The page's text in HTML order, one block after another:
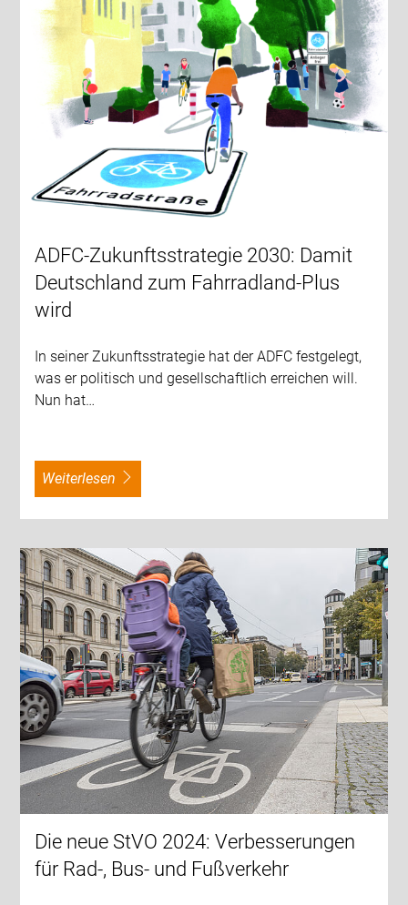
ADFC-Zukunftsstrategie 2030: Damit
Deutschland zum Fahrradland-Plus
wird
In seiner Zukunftsstrategie hat der ADFC festgelegt,
was er politisch und gesellschaftlich erreichen will.
Nun hat…
weiterlesen
Die neue StVO 2024: Verbesserungen
für Rad-, Bus- und Fußverkehr